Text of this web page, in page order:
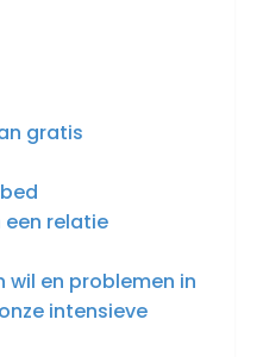
gratis
een relatie
wil en problemen in
intensieve